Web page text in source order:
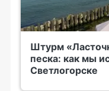
Штурм
песка: как мы
Светлогорске